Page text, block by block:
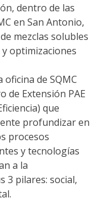
dentro de las
en San Antonio,
mezclas solubles
optimizaciones
de SQMC
de Extensión PAE
que
profundizar en
procesos
y tecnologías
a la
3 pilares: social,